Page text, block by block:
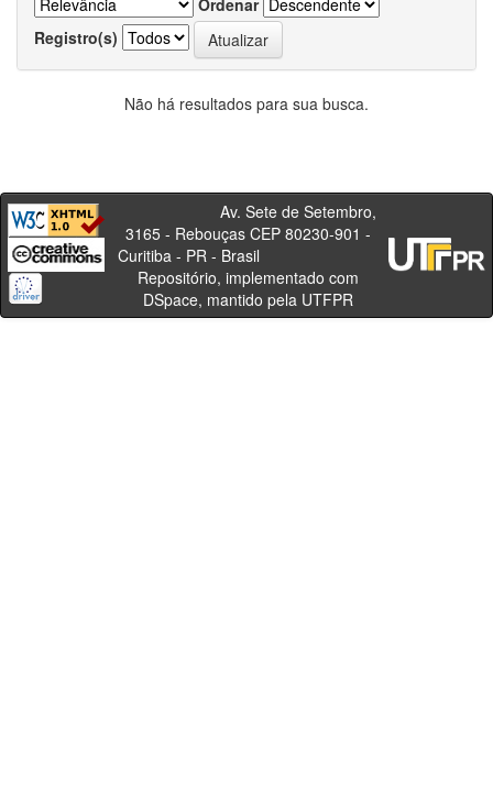
Ordenar
Registro(s)
Não há resultados para sua busca.
Av. Sete de Setembro,
3165 - Rebouças CEP 80230-901 -
Curitiba - PR - Brasil
Repositório, implementado com
DSpace, mantido pela UTFPR